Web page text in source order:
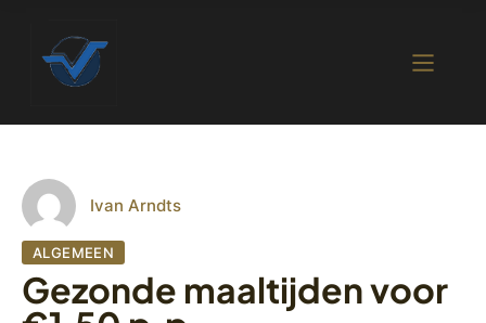
Ivan Arndts
ALGEMEEN
Gezonde maaltijden voor